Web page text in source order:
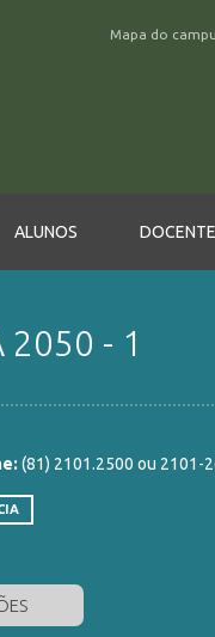
Mapa do
ALUNOS
2050 - 1
(81) 2101.2500 ou 2101-